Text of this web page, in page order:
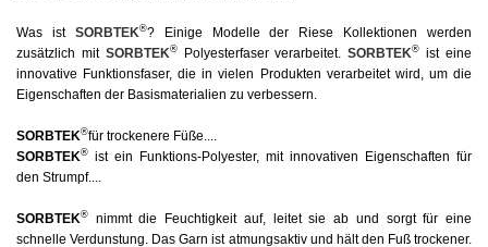
Was ist SORBTEK®?Einige Modelle der Riese Kollektionen werden
zusätzlich mit SORBTEK®Polyesterfaser verarbeitet.SORBTEK® ist eine
innovative Funktionsfaser, die in vielen Produkten verarbeitet wird, um die
Eigenschaften der Basismaterialien zu verbessern.
SORBTEK®für trockenere Füße....
SORBTEK® ist ein Funktions-Polyester, mit innovativen Eigenschaften für
den Strumpf....
SORBTEK®
nimmt die Feuchtigkeit auf, leitet sie ab und sorgt für eine
schnelle Verdunstung. Das Garn ist atmungsaktiv und hält den Fuß trockener.